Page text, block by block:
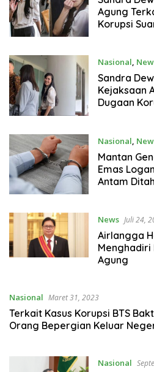
Agung
Korupsi
Nasional,
Sandra
Kejaksaan
Dugaan
Nasional,
Mantan
Emas
Antam
News Juli 24,
Airlangga
Menghadiri
Agung
Nasional Maret 31, 2023
Terkait Kasus Korupsi BTS
Orang Bepergian Keluar
Nasional